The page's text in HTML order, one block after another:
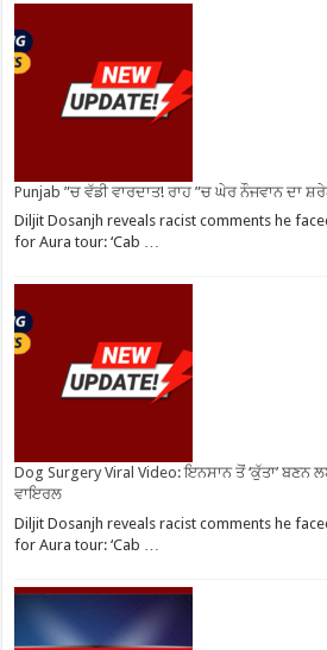
Punjab ”ਚ ਵੱਡੀ ਵਾਰਦਾਤ! ਰਾਹ ”ਚ ਘੇਰ ਨੌਜਵਾਨ ਦਾ
Diljit Dosanjh reveals racist comments he
for Aura tour: ‘Cab …
Dog Surgery Viral Video: ਇਨਸਾਨ ਤੋਂ ‘ਕੁੱਤਾ’ ਬਣਨ
ਵਾਇਰਲ
Diljit Dosanjh reveals racist comments he
for Aura tour: ‘Cab …